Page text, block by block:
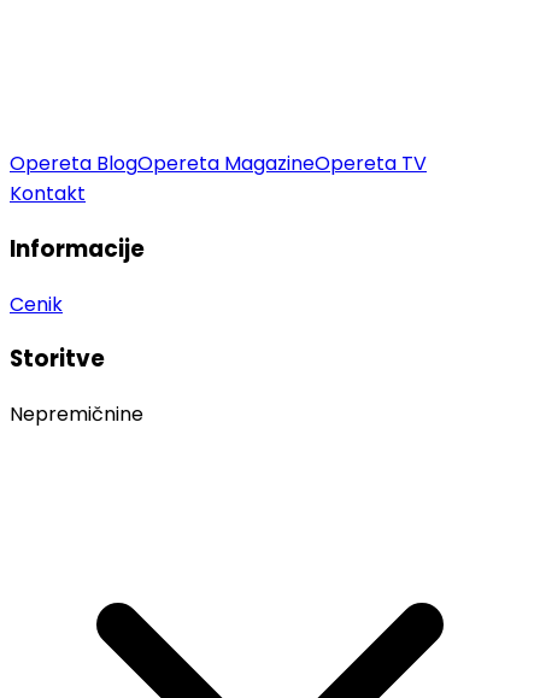
Opereta BlogOpereta MagazineOpereta TV
Kontakt
Informacije
Cenik
Storitve
Nepremičnine